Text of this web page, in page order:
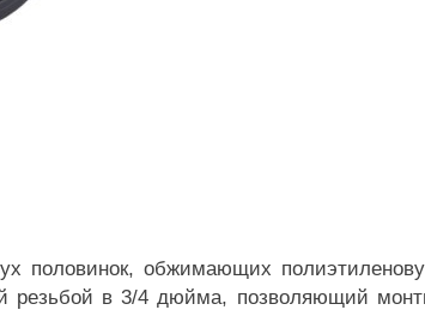
половинок, обжимающих
резьбой в 3/4 дюйма, позволяющий